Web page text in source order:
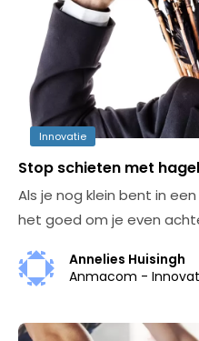
Innovatie
Stop schieten met
Als je nog klein bent in
het goed om je even
Annelies Huisingh
Anmacom -